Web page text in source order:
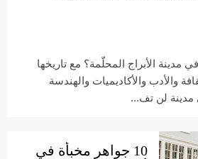
الأبراج المحلّمة؟ مع تاريخها
والأدب والأكاديميات والهندسة
مدينة لن تف...
10 جواهر مخبأة في